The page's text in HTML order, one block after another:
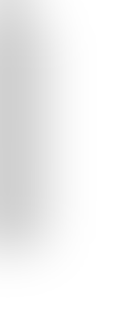
ΣΤΗΝ ΠΟΡΤΑ ΣΟΥ ΣΕ